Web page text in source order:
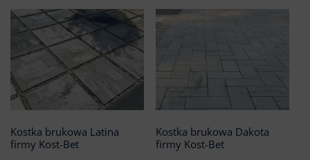
Kostka brukowa Latina
firmy Kost-Bet
Kostka brukowa Dakota
firmy Kost-Bet